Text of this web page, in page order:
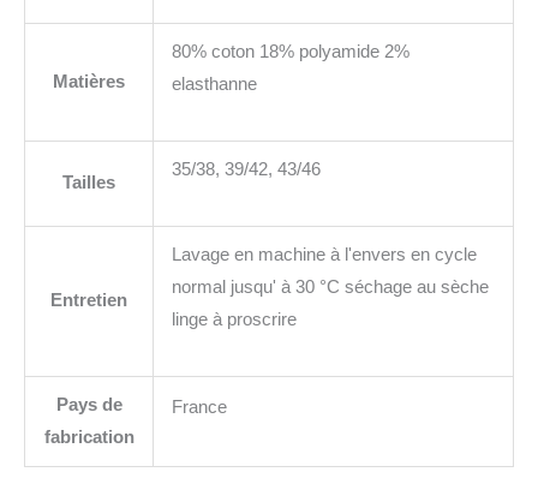
Matières
80% coton 18% polyamide 2%
elasthanne
Tailles
35/38, 39/42, 43/46
Entretien
Lavage en machine à l'envers en cycle
normal jusqu' à 30 °C séchage au sèche
linge à proscrire
Pays de
fabrication
France